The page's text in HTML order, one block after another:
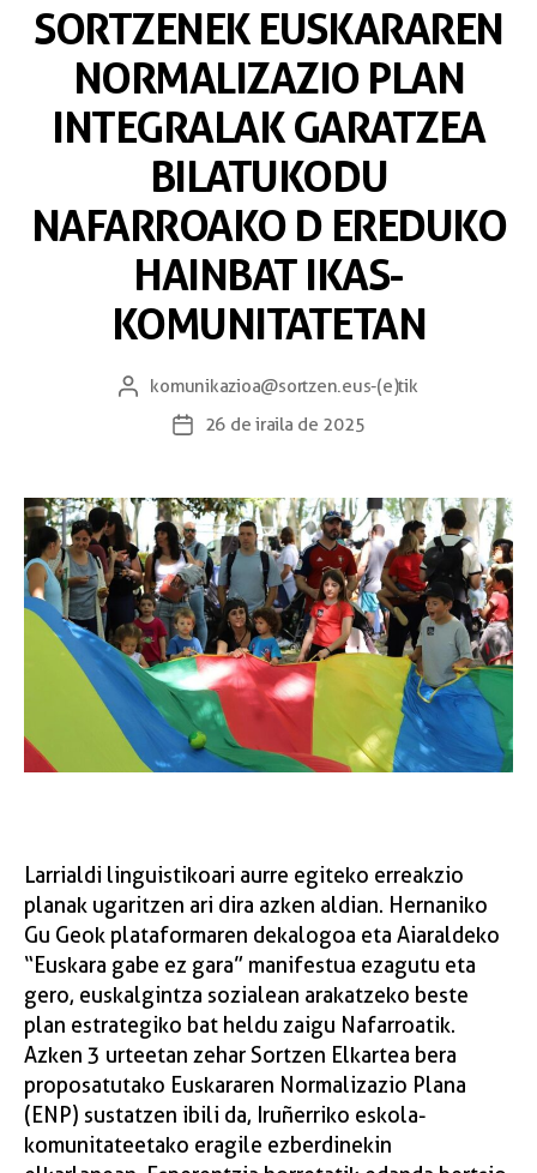
SORTZENEK EUSKARAREN
NORMALIZAZIO PLAN
INTEGRALAK GARATZEA
BILATUKODU
NAFARROAKO D EREDUKO
HAINBAT IKAS-
KOMUNITATETAN
komunikazioa@sortzen.eus-(e)tik
26 de iraila de 2025
Larrialdi linguistikoari aurre egiteko erreakzio
planak ugaritzen ari dira azken aldian. Hernaniko
Gu Geok plataformaren dekalogoa eta Aiaraldeko
“Euskara gabe ez gara” manifestua ezagutu eta
gero, euskalgintza sozialean arakatzeko beste
plan estrategiko bat heldu zaigu Nafarroatik.
Azken 3 urteetan zehar Sortzen Elkartea bera
proposatutako Euskararen Normalizazio Plana
(ENP) sustatzen ibili da, Iruñerriko eskola-
komunitateetako eragile ezberdinekin